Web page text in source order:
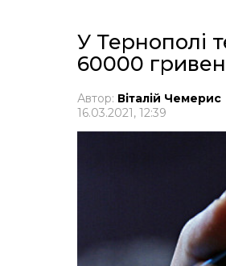
У Тернополі
60000
Автор: Віталій Чемерис
16.03.2021, 12:39